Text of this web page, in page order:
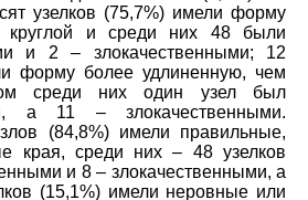
узелков (75,7%) имели форму
круглой и среди них 48 были
и 2 – злокачественными; 12
форму более удлиненную, чем
среди них один узел был
а 11 – злокачественными.
(84,8%) имели правильные,
края, среди них – 48 узелков
и 8 – злокачественными, а
(15,1%) имели неровные или